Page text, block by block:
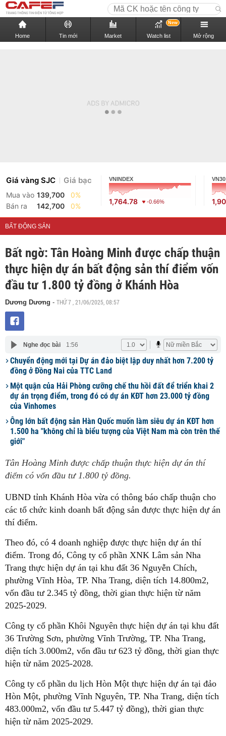
Home Tin mới Market Watch list
New
Mở rộng
Giá vàng SJC Giá bạc
Mua vào 139,700
0%
Bán ra
142,700 0%
VNINDEX
1,764.78 -0.66%
VN30
BẤT ĐỘNG SẢN
Bất ngờ: Tân Hoàng Minh được chấp thuận
thực hiện dự án bất động sản thí điểm vốn
đầu tư 1.800 tỷ đồng ở Khánh Hòa
Dương Dương - THỨ 7 , 21/06/2025, 08:57
Nghe đọc bài 1:56
Chuyển động mới tại Dự án đảo biệt lập duy nhất hơn 7.200 tỷ
đồng ở Đồng Nai của TTC Land
Một quận của Hải Phòng cưỡng chế thu hồi đất để triển khai 2
dự án trọng điểm, trong đó có dự án KĐT hơn 23.000 tỷ đồng
của Vinhomes
Ông lớn bất động sản Hàn Quốc muốn làm siêu dự án KĐT hơn
1.500 ha "không chỉ là biểu tượng của Việt Nam mà còn trên thế
giới"
Tân Hoàng Minh được chấp thuận thực hiện dự án thí
điểm có vốn đầu tư 1.800 tỷ đồng.
UBND tỉnh Khánh Hòa vừa có thông báo chấp thuận cho
các tổ chức kinh doanh bất động sản được thực hiện dự án
thí điểm.
Theo đó, có 4 doanh nghiệp được thực hiện dự án thí
điểm. Trong đó, Công ty cổ phần XNK Lâm sản Nha
Trang thực hiện dự án tại khu đất 36 Nguyễn Chích,
phường Vĩnh Hòa, TP. Nha Trang, diện tích 14.800m2,
vốn đầu tư 2.345 tỷ đồng, thời gian thực hiện từ năm
2025-2029.
Công ty cổ phần Khôi Nguyên thực hiện dự án tại khu đất
36 Trường Sơn, phường Vĩnh Trường, TP. Nha Trang,
diện tích 3.000m2, vốn đầu tư 623 tỷ đồng, thời gian thực
hiện từ năm 2025-2028.
Công ty cổ phần du lịch Hòn Một thực hiện dự án tại đảo
Hòn Một, phường Vĩnh Nguyên, TP. Nha Trang, diện tích
483.000m2, vốn đầu tư 5.447 tỷ đồng), thời gian thực
hiện từ năm 2025-2029.